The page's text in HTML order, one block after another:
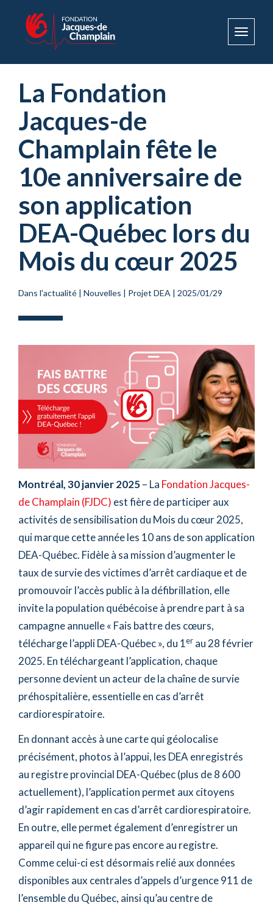
Toggle
La Fondation
Jacques-de
Champlain fête le
10e anniversaire de
son application
DEA-Québec lors du
Mois du cœur 2025
Dans l'actualité | Nouvelles | Projet DEA | 2025/01/29
Montréal, 30 janvier 2025– La Fondation Jacques-
de Champlain (FJDC) est fière de participer aux
activités de sensibilisation du Mois du cœur 2025,
qui marque cette année les 10 ans de son application
DEA-Québec. Fidèle à sa mission d’augmenter le
taux de survie des victimes d’arrêt cardiaque et de
promouvoir l’accès public à la défibrillation, elle
invite la population québécoise à prendre part à sa
campagne annuelle « Fais battre des cœurs,
télécharge l’appli DEA-Québec », du 1er au 28 février
2025. En téléchargeant l’application, chaque
personne devient un acteur de la chaîne de survie
préhospitalière, essentielle en cas d’arrêt
cardiorespiratoire.
En donnant accès à une carte qui géolocalise
précisément, photos à l’appui, les DEA enregistrés
au registre provincial DEA-Québec (plus de 8 600
actuellement), l’application permet aux citoyens
d’agir rapidement en cas d’arrêt cardiorespiratoire.
En outre, elle permet également d’enregistrer un
appareil qui ne figure pas encore au registre.
Comme celui-ci est désormais relié aux données
disponibles aux centrales d’appels d’urgence 911 de
l’ensemble du Québec, ainsi qu’au centre de